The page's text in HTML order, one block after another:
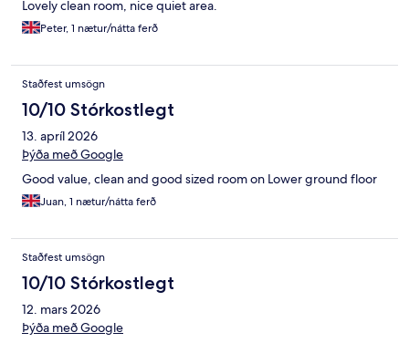
Lovely clean room, nice quiet area.
Peter, 1 nætur/nátta ferð
Staðfest umsögn
10/10 Stórkostlegt
13. apríl 2026
Þýða með Google
Good value, clean and good sized room on Lower ground floor
Juan, 1 nætur/nátta ferð
Staðfest umsögn
10/10 Stórkostlegt
12. mars 2026
Þýða með Google